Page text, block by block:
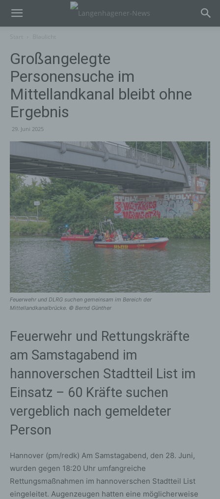
Großangelegte
Personensuche im
Mittellandkanal bleibt ohne
Ergebnis
29. Juni 2025
Feuerwehr und DLRG suchen gemeinsam im Bereich der
Mittellandkanalbrücke. © Bernd Günther
Feuerwehr und Rettungskräfte
am Samstagabend im
hannoverschen Stadtteil List im
Einsatz – 60 Kräfte suchen
vergeblich nach gemeldeter
Person
Hannover (pm/redk) Am Samstagabend, den 28. Juni,
wurden gegen 18:20 Uhr umfangreiche
Rettungsmaßnahmen im hannoverschen Stadtteil List
eingeleitet. Augenzeugen hatten eine möglicherweise